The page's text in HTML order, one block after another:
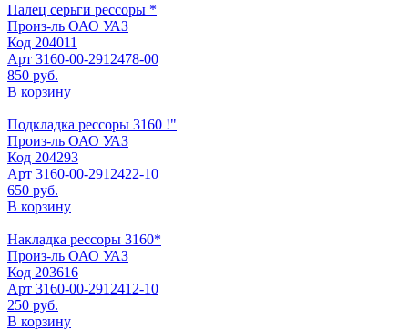
Палец серьги рессоры *
Произ-ль ОАО УАЗ
Код 204011
Арт 3160-00-2912478-00
850 руб.
В корзину
Подкладка рессоры 3160 !"
Произ-ль ОАО УАЗ
Код 204293
Арт 3160-00-2912422-10
650 руб.
В корзину
Накладка рессоры 3160*
Произ-ль ОАО УАЗ
Код 203616
Арт 3160-00-2912412-10
250 руб.
В корзину